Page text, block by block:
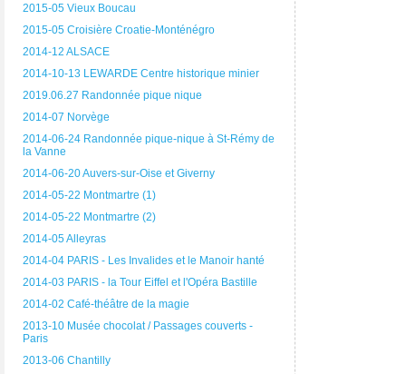
2015-05 Vieux Boucau
2015-05 Croisière Croatie-Monténégro
2014-12 ALSACE
2014-10-13 LEWARDE Centre historique minier
2019.06.27 Randonnée pique nique
2014-07 Norvège
2014-06-24 Randonnée pique-nique à St-Rémy de
la Vanne
2014-06-20 Auvers-sur-Oise et Giverny
2014-05-22 Montmartre (1)
2014-05-22 Montmartre (2)
2014-05 Alleyras
2014-04 PARIS - Les Invalides et le Manoir hanté
2014-03 PARIS - la Tour Eiffel et l'Opéra Bastille
2014-02 Café-théâtre de la magie
2013-10 Musée chocolat / Passages couverts -
Paris
2013-06 Chantilly